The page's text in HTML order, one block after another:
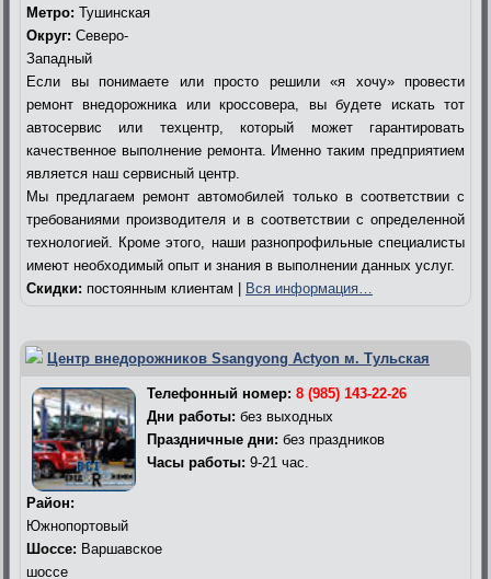
Метро: Тушинская
Округ: Северо-
Западный
Если вы понимаете или просто решили «я хочу» провести
ремонт внедорожника или кроссовера, вы будете искать тот
автосервис или техцентр, который может гарантировать
качественное выполнение ремонта. Именно таким предприятием
является наш сервисный центр.
Мы предлагаем ремонт автомобилей только в соответствии с
требованиями производителя и в соответствии с определенной
технологией. Кроме этого, наши разнопрофильные специалисты
имеют необходимый опыт и знания в выполнении данных услуг.
Скидки: постоянным клиентам | Вся информация…
Центр внедорожников Ssangyong Actyon м. Тульская
Телефонный номер: 8 (985) 143-22-26
Дни работы: без выходных
Праздничные дни: без праздников
Часы работы: 9-21 час.
Район:
Южнопортовый
Шоссе: Варшавское
шоссе